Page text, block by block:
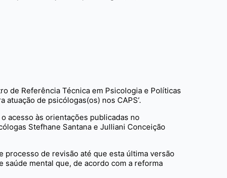
de Referência Técnica em Psicologia e Políticas
de psicólogas(os) nos CAPS’.
acesso às orientações publicadas no
Stefhane Santana e Julliani Conceição
processo de revisão até que esta última versão
mental que, de acordo com a reforma